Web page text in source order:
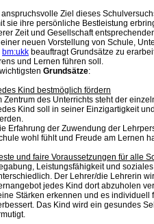
anspruchsvolle Ziel dieses
sie ihre persönliche Bestleistung
Zeit und Gesellschaft
neuen Vorstellung von Schule,
bm:ukk beauftragt Grundsätze zu
und Lernen führen soll.
Grundsätze:
Kind bestmöglich fördern
Zentrum des Unterrichts steht der
Kind soll in seiner Einzigartigkeit
Erfahrung der Zuwendung der
wohl fühlt und Freude am Lernen
und faire Voraussetzungen für alle
Leistungsfähigkeit und
Der Lehrer/die Lehrerin
jedes Kind dort abzuholen
Stärken erkennen und es
Das Kind wird ein gesundes